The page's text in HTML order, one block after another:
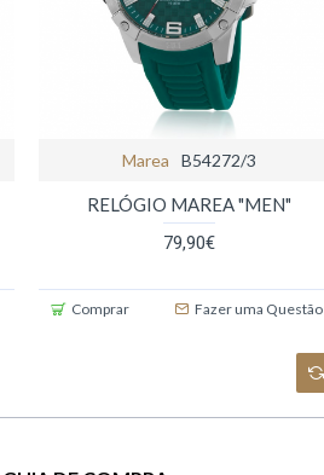
Marea B54272/3
RELÓGIO MAREA "MEN"
79,90€
Comprar Fazer uma Questão